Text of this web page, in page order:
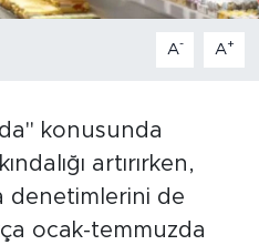
A- A+
konusunda
artırırken,
denetimlerini de
ocak-temmuzda